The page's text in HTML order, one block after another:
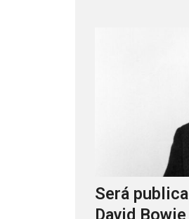
Será
David